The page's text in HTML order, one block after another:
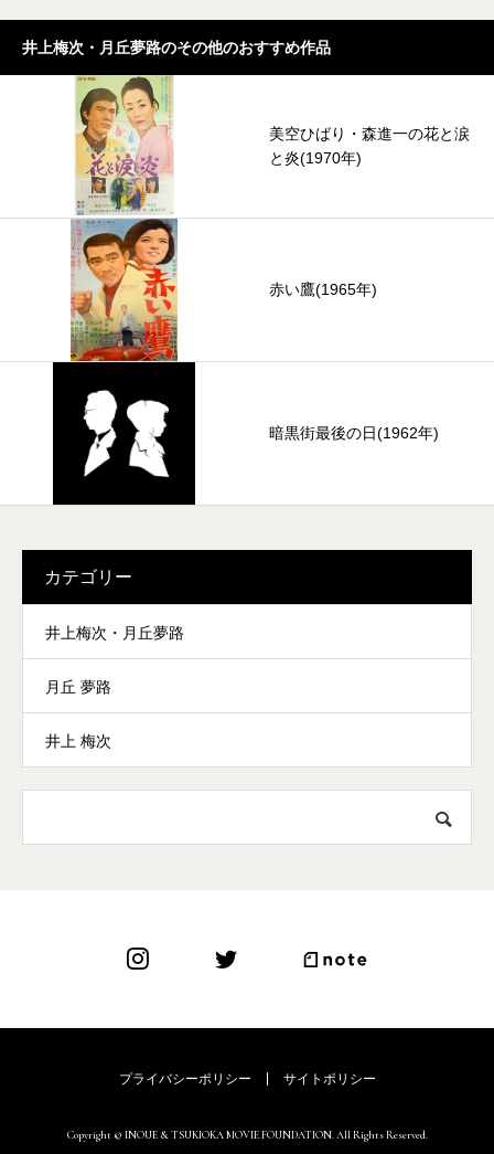
井上梅次・月丘夢路のその他のおすすめ作品
美空ひばり・森進一の花と涙
と炎(1970年)
赤い鷹(1965年)
暗黒街最後の日(1962年)
カテゴリー
井上梅次・月丘夢路
月丘 夢路
井上 梅次
プライバシーポリシー サイトポリシー
Copyright © INOUE & TSUKIOKA MOVIE FOUNDATION. All Rights Reserved.